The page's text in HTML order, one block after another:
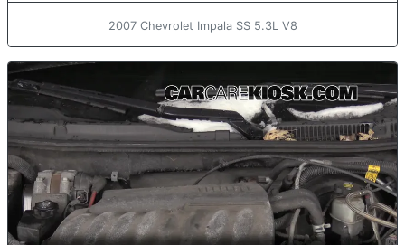
2007 Chevrolet Impala SS 5.3L V8